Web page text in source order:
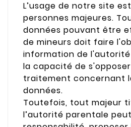
L’usage de notre site
personnes majeures.
données pouvant être
de mineurs doit faire
information de
la capacité de
traitement concernant
données.
Toutefois, tout majeur
l’autorité parentale